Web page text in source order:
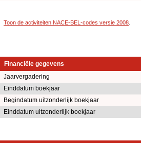
Toon de activiteiten NACE-BEL-codes versie 2008
Financiële gegevens
Jaarvergadering
Einddatum boekjaar
Begindatum uitzonderlijk boekjaar
Einddatum uitzonderlijk boekjaar